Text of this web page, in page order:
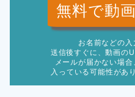
無料で動
お名前などの入
送信後すぐに、動画の
メールが届かない場
入っている可能性があ